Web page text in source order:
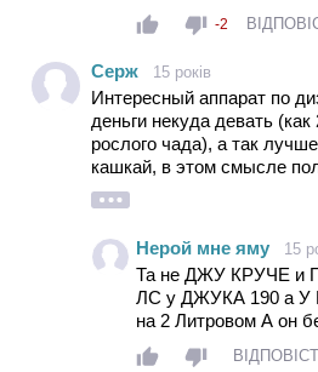
-2
Серж 15 років
Интересный аппарат по
деньги некуда девать
рослого чада), а так
кашкай, в этом смысле
солидарен
Нерой мне яму 15
Та не ДЖУ КРУЧЕ и
ЛС у ДЖУКА 190 а
на 2 Литровом А он